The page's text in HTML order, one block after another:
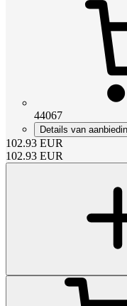
44067
Details van
102.93 EUR
102.93 EUR